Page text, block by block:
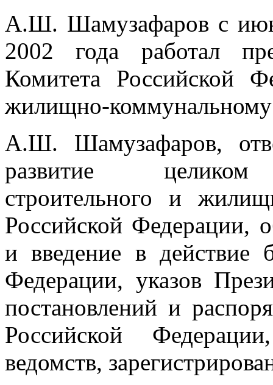
А.Ш. Шамузафаров с
2002 года работал
Комитета Российской
жилищно-коммунальному
А.Ш. Шамузафаров,
развитие целиком
строительного и
Российской Федерации,
и введение в действие
Федерации, указов
постановлений и
Российской
ведомств,